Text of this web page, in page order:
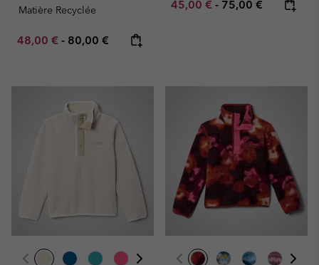
Matière Recyclée
Minimum sale price:
48,00 € - Maximum price:
80,00 €
Minimum sale price:
45,00 € - Maximum price:
75,00 €